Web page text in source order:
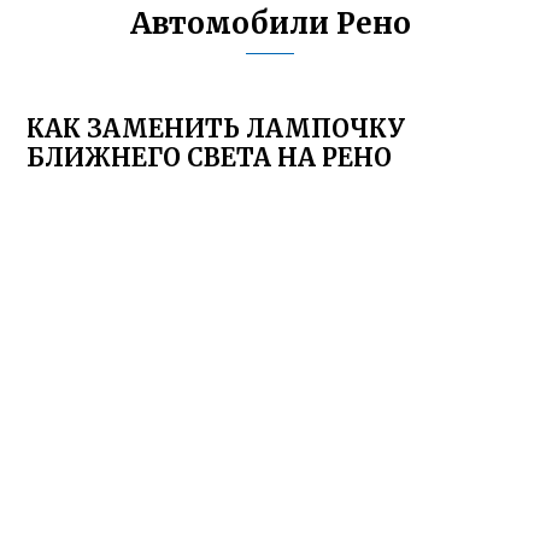
Автомобили Рено
КАК ЗАМЕНИТЬ ЛАМПОЧКУ
БЛИЖНЕГО СВЕТА НА РЕНО